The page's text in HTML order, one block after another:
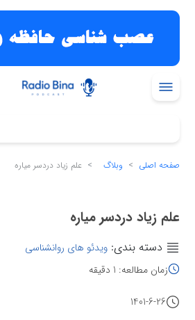
صفحه اصلی وبلاگ علم زیاد دردسر میاره
علم زیاد دردسر میاره
1401-6-26
زمان مطالعه: 1 دقیقه
دسته بندی:ویدئو های روانشناسی